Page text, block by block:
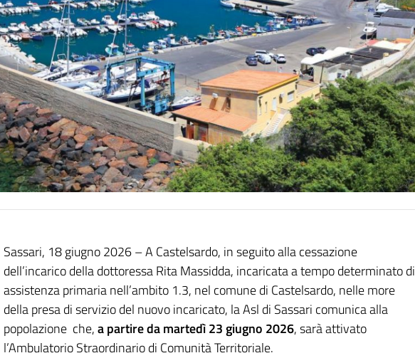
Sassari, 18 giugno 2026 – A Castelsardo, in seguito alla cessazione
dell’incarico della dottoressa Rita Massidda, incaricata a tempo determinato di
assistenza primaria nell’ambito 1.3, nel comune di Castelsardo, nelle more
della presa di servizio del nuovo incaricato, la Asl di Sassari comunica alla
popolazione che,a partire da martedì 23 giugno 2026, sarà attivato
l’Ambulatorio Straordinario di Comunità Territoriale.